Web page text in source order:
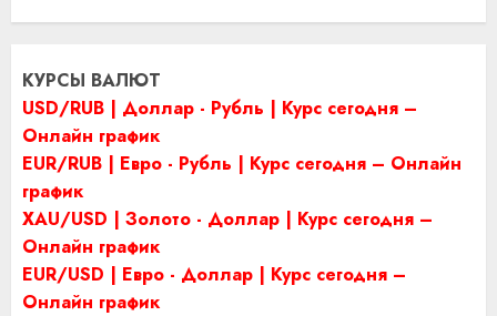
КУРСЫ ВАЛЮТ
USD/RUB | Доллар - Рубль | Курс сегодня –
Онлайн график
EUR/RUB | Евро - Рубль | Курс сегодня – Онлайн
график
XAU/USD | Золото - Доллар | Курс сегодня –
Онлайн график
EUR/USD | Евро - Доллар | Курс сегодня –
Онлайн график